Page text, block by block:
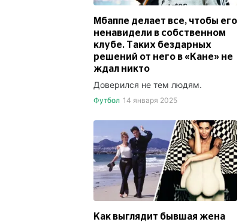
Мбаппе делает все, чтобы его
ненавидели в собственном
клубе. Таких бездарных
решений от него в «Кане» не
ждал никто
Доверился не тем людям.
Футбол 14 января 2025
Как выглядит бывшая жена